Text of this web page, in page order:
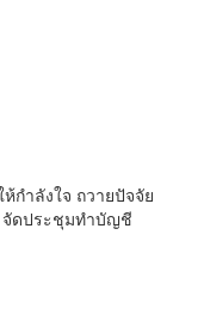
ห้กำลังใจ ถวายปัจจัย
จัดประชุมทำบัญชี
ด กว่า 300 รูป ที่วัด